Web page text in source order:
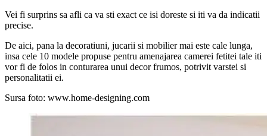
Vei fi surprins sa afli ca va sti exact ce isi doreste si iti va da indicatii
precise.
De aici, pana la decoratiuni, jucarii si mobilier mai este cale lunga,
insa cele 10 modele propuse pentru amenajarea camerei fetitei tale iti
vor fi de folos in conturarea unui decor frumos, potrivit varstei si
personalitatii ei.
Sursa foto: www.home-designing.com